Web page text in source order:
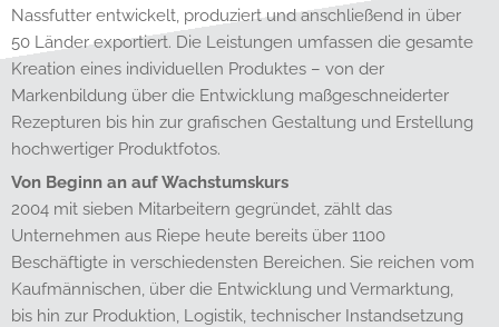
Nassfutter entwickelt, produziert und anschließend in über
50 Länder exportiert. Die Leistungen umfassen die gesamte
Kreation eines individuellen Produktes – von der
Markenbildung über die Entwicklung maßgeschneiderter
Rezepturen bis hin zur grafischen Gestaltung und Erstellung
hochwertiger Produktfotos.
Von Beginn an auf Wachstumskurs
2004 mit sieben Mitarbeitern gegründet, zählt das
Unternehmen aus Riepe heute bereits über 1100
Beschäftigte in verschiedensten Bereichen. Sie reichen vom
Kaufmännischen, über die Entwicklung und Vermarktung,
bis hin zur Produktion, Logistik, technischer Instandsetzung